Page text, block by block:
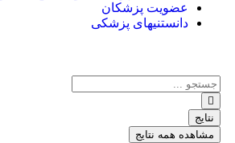
عضویت پزشکان
دانستنیهای پزشکی
نتایج
مشاهده همه نتایج